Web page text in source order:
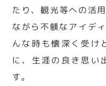
たり、観光等への活
ながら不躾なアイデ
んな時も懐深く受け
に、生涯の良き思い
す。